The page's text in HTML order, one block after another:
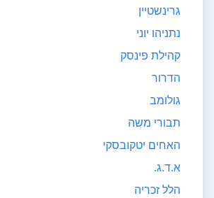
גרינשטיין
נתניהו יוני
קהילת פינסק
הדרור
גולומב
תבורי משה
האחים יטקובסקי
א.ד.ג.
הלל זכריה